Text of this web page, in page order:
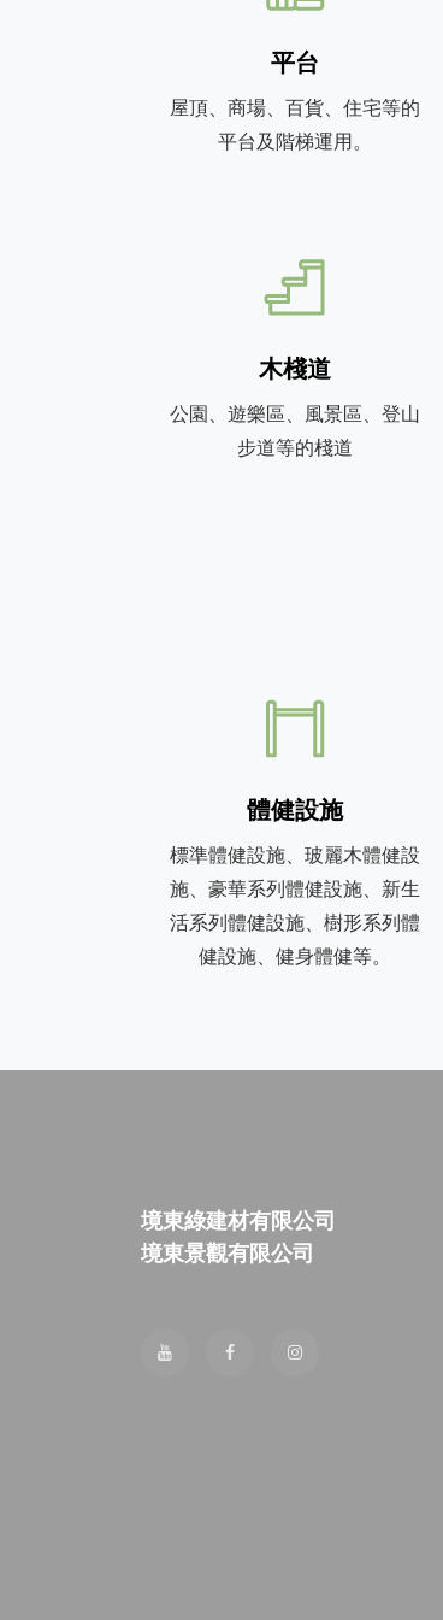
平台
屋頂、商場、百貨、住宅等的
平台及階梯運用。
木棧道
公園、遊樂區、風景區、登山
步道等的棧道
體健設施
標準體健設施、玻麗木體健設
施、豪華系列體健設施、新生
活系列體健設施、樹形系列體
健設施、健身體健等。
境東綠建材有限公司
境東景觀有限公司